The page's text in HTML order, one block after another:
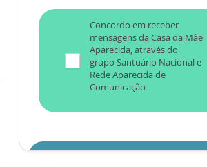
Concordo em receber
mensagens da Casa da Mãe
Aparecida, através do
grupo Santuário Nacional e
Rede Aparecida de
Comunicação
ENVIAR